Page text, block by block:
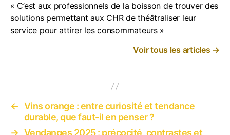
« C’est aux professionnels de la boisson de trouver des
solutions permettant aux CHR de théâtraliser leur
service pour attirer les consommateurs »
Voir tous les articles →
← Vins orange : entre curiosité et tendance
durable, que faut-il en penser ?